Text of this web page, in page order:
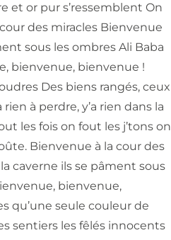
et or pur s’ressemblent On
des miracles Bienvenue
sous les ombres Ali Baba
bienvenue, bienvenue !
Des biens rangés, ceux
à perdre, y’a rien dans la
les fois on fout les j’tons on
Bienvenue à la cour des
caverne ils se pâment sous
bienvenue,
qu’une seule couleur de
sentiers les fêlés innocents